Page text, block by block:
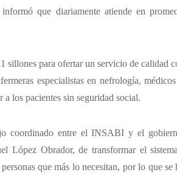
que diariamente atiende en
sillones para ofertar un servicio de calidad
especialistas en nefrología,
a los pacientes sin seguridad social.
coordinado entre el INSABI y el
López Obrador, de transformar el
que más lo necesitan, por lo que